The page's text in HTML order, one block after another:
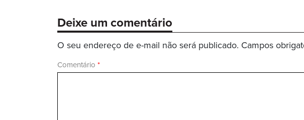
Deixe um comentário
O seu endereço de e-mail não será publicado. Campos
Comentário *